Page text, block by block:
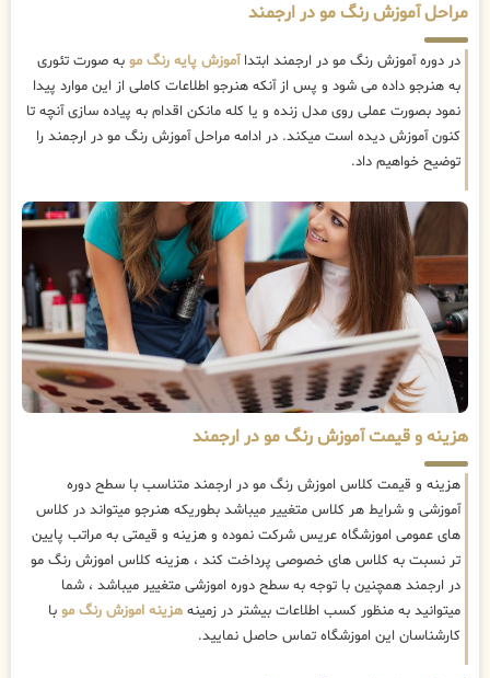
مراحل آموزش رنگ مو در ارجمند
در دوره آموزش رنگ مو در ارجمند ابتداآموزش پایه رنگ مو به صورت تئوری
به هنرجو داده می شود و پس از آنکه هنرجو اطلاعات کاملی از این موارد پیدا
نمود بصورت عملی روی مدل زنده و یا کله مانکن اقدام به پیاده سازی آنچه تا
کنون آموزش دیده است میکند. در ادامه مراحل آموزش رنگ مو در ارجمند را
توضیح خواهیم داد.
هزینه و قیمت آموزش رنگ مو در ارجمند
هزینه و قیمت کلاس اموزش رنگ مو در ارجمند متناسب با سطح دوره
آموزشی و شرایط هر کلاس متغییر میباشد بطوریکه هنرجو میتواند در کلاس
های عمومی اموزشگاه عریس شرکت نموده و هزینه و قیمتی به مراتب پایین
تر نسبت به کلاس های خصوصی پرداخت کند ، هزینه کلاس اموزش رنگ مو
در ارجمند همچنین با توجه به سطح دوره اموزشی متغییر میباشد ، شما
میتوانید به منظور کسب اطلاعات بیشتر در زمینه هزینه اموزش رنگ مو با
کارشناسان این اموزشگاه تماس حاصل نمایید.